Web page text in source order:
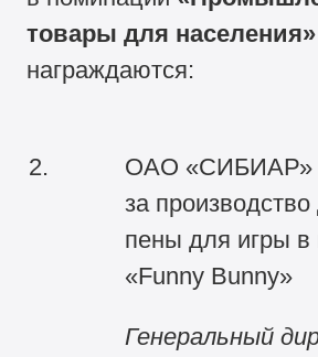
товары для населения»
награждаются:
2.
ОАО «СИБИАР»
за производство
пены для игры в
«Funny Bunny»
Генеральный